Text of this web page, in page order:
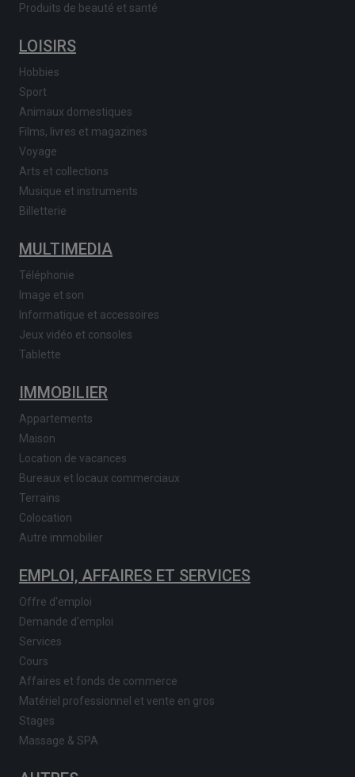
Produits de beauté et santé
LOISIRS
Hobbies
Sport
Animaux domestiques
Films, livres et magazines
Voyage
Arts et collections
Musique et instruments
Billetterie
MULTIMEDIA
Téléphonie
Image et son
Informatique et accessoires
Jeux vidéo et consoles
Tablette
IMMOBILIER
Appartements
Maison
Location de vacances
Bureaux et locaux commerciaux
Terrains
Colocation
Autre immobilier
EMPLOI, AFFAIRES ET SERVICES
Offre d'emploi
Demande d'emploi
Services
Cours
Affaires et fonds de commerce
Matériel professionnel et vente en gros
Stages
Massage & SPA